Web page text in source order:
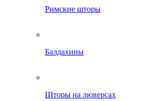
Римские шторы
Балдахины
Шторы на люверсах